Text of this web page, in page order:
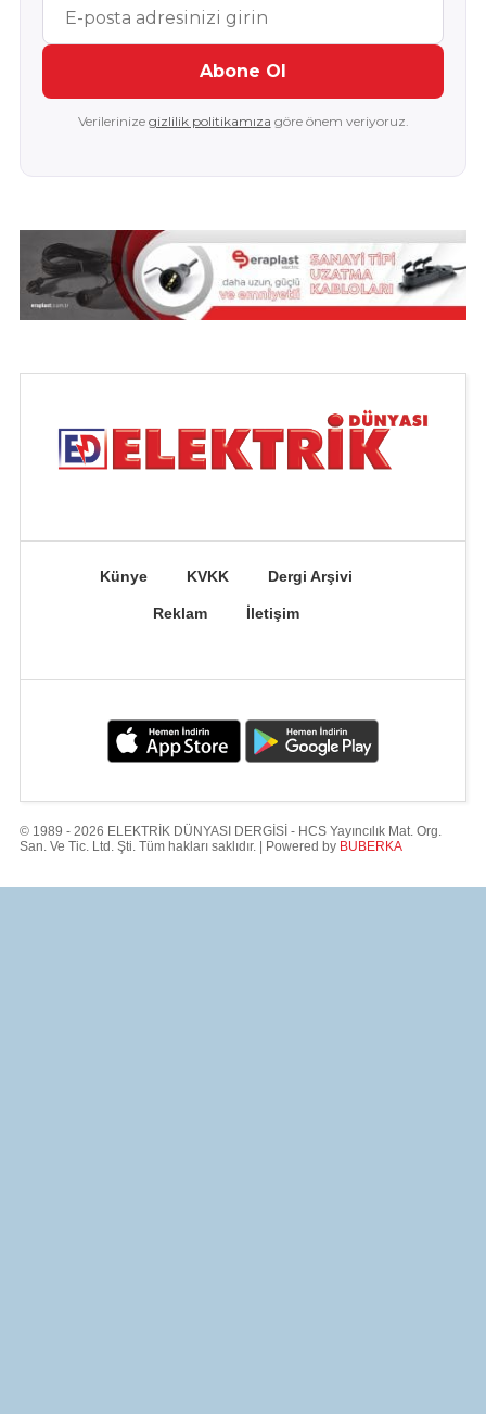
Abone Ol
Verilerinize gizlilik politikamıza göre önem veriyoruz.
Künye KVKK Dergi Arşivi
Reklam İletişim
© 1989 - 2026 ELEKTRİK DÜNYASI DERGİSİ - HCS Yayıncılık Mat. Org.
San. Ve Tic. Ltd. Şti. Tüm hakları saklıdır. | Powered by BUBERKA